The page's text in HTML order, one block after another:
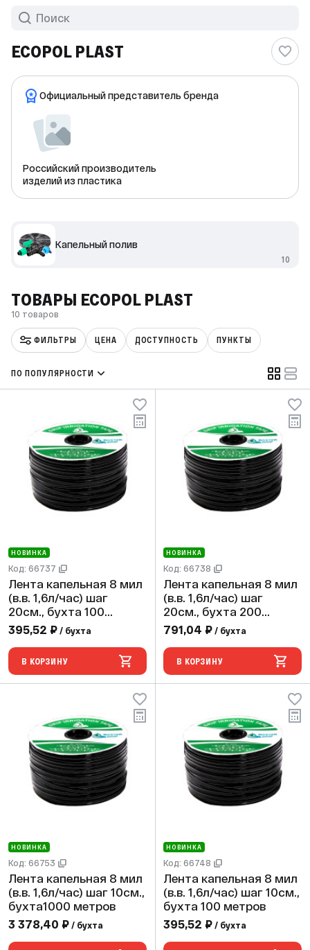
ECOPOL PLAST
Официальный представитель бренда
Российский производитель
изделий из пластика
Капельный полив
10
ТОВАРЫ ECOPOL PLAST
10 товаров
ФИЛЬТРЫ ЦЕНА ДОСТУПНОСТЬ ПУНКТЫ
ПО ПОПУЛЯРНОСТИ
НОВИНКА
Код: 66737
Лента капельная 8 мил
(в.в. 1,6л/час) шаг
20см., бухта 100
метров
395,52 ₽ / бухта
В КОРЗИНУ
НОВИНКА
Код: 66738
Лента капельная 8 мил
(в.в. 1,6л/час) шаг
20см., бухта 200
метров
791,04 ₽ / бухта
В КОРЗИНУ
НОВИНКА
Код: 66753
Лента капельная 8 мил
(в.в. 1,6л/час) шаг 10см.,
бухта1000 метров
3 378,40 ₽ / бухта
НОВИНКА
Код: 66748
Лента капельная 8 мил
(в.в. 1,6л/час) шаг 10см.,
бухта 100 метров
395,52 ₽ / бухта